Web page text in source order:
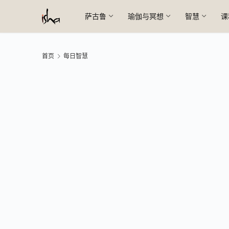
萨古鲁 瑜伽与冥想 智慧
首页 每日智慧